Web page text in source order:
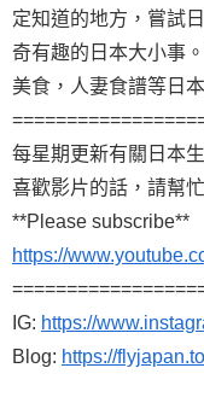
定知道的地方，嘗試
奇有趣的日本大小事
美食，人妻食譜等日
每星期更新有關日本
喜歡影片的話，請幫
**Please subscribe**
https://
IG: https://
Blog: https://